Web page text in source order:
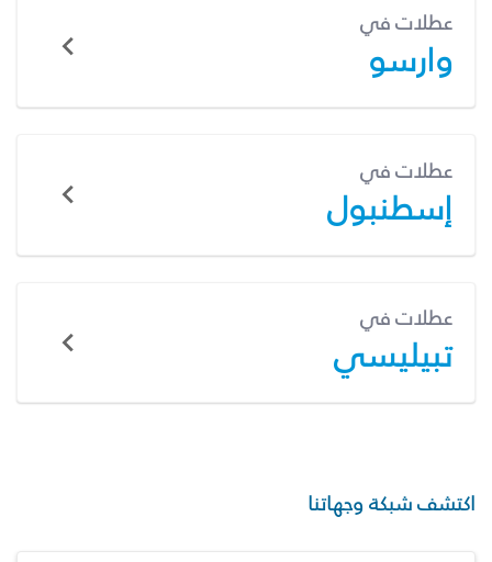
عطلات في
وارسو
عطلات في
إسطنبول
عطلات في
تبيليسي
اكتشف شبكة وجهاتنا